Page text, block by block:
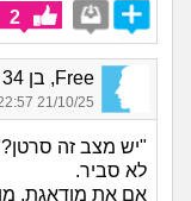
2
Free, בן 34
21/10/25 22:57
"יש מצב זה
לא סביר.
אם את מודאגת,